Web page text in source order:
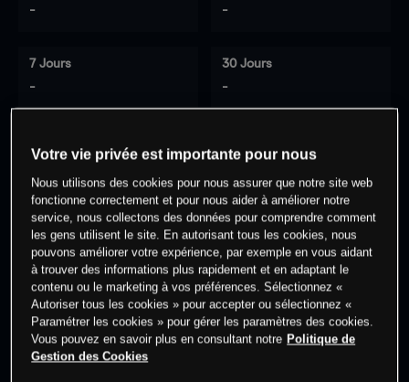
- -
7 Jours
-
30 Jours
-
0 % des clients ont une position à
cet actif
Commencez à trader
Votre vie privée est importante pour nous
Nous utilisons des cookies pour nous assurer que notre site web
fonctionne correctement et pour nous aider à améliorer notre
service, nous collectons des données pour comprendre comment
les gens utilisent le site. En autorisant tous les cookies, nous
pouvons améliorer votre expérience, par exemple en vous aidant
à trouver des informations plus rapidement et en adaptant le
contenu ou le marketing à vos préférences. Sélectionnez «
Autoriser tous les cookies » pour accepter ou sélectionnez «
Paramétrer les cookies » pour gérer les paramètres des cookies.
Vous pouvez en savoir plus en consultant notre Politique de
Gestion des Cookies